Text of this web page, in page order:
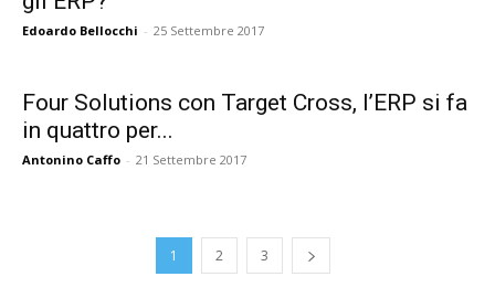
Edoardo Bellocchi - 25 Settembre 2017
Four Solutions con Target Cross, l’ERP si fa
in quattro per...
Antonino Caffo - 21 Settembre 2017
1 2 3